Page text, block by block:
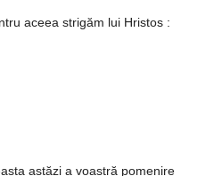
aceea strigăm lui Hristos :
astăzi a voastră pomenire